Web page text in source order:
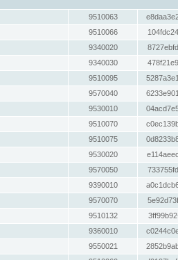
9510063
9510066
9340020
9340030
9510095
9570040
9530010
9510070
9510075
9530020
9570050
9390010
9570070
9510132
9360010
9550021